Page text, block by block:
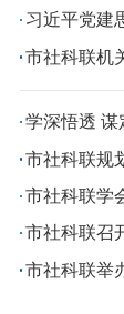
习近平党建
市社科联机关
学深悟透 谋定笃行 ——市社科联
市社科联规
市社科联学会
市社科联召开
市社科联举办